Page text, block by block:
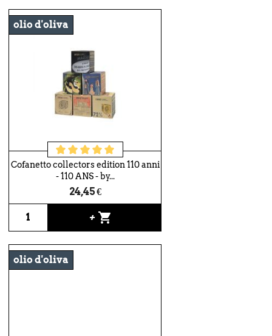
Cofanetto collectors edition 110 anni
- 110 ANS - by...
24,45 €
+ shopping_cart
olio d'oliva
olio d'oliva